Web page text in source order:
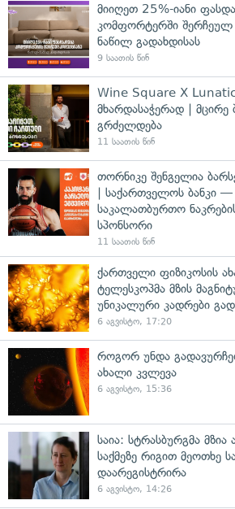
მიიღეთ 25%-იანი
კომფორტერში შერჩეულ
ნაწილ გადახდისას
9 საათის წინ
Wine Square X Lunatic
მხარდასაჭერად | მცირე
გრძელდება
11 საათის წინ
თორნიკე შენგელია
| საქართველოს ბანკი
საკალათბურთო
სპონსორი
11 საათის წინ
ქართველი ფიზიკოსის
ტელესკოპმა მზის
უნიკალური კადრები
6 აგვისტო, 17:20
როგორ უნდა
ახალი კვლევა
6 აგვისტო, 15:36
საია: სტრასბურგმა
საქმეზე რიგით მეოთხე
დაარეგისტრირა
6 აგვისტო, 14:26